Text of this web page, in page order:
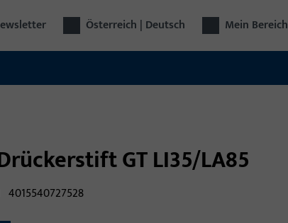
Österreich | Deutsch Mein Bereich
GT LI35/LA85
4015540727528